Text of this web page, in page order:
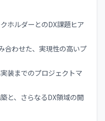
ホルダーとのDX課題ヒア
合わせた、実現性の高いプ
装までのプロジェクトマ
と、さらなるDX領域の開